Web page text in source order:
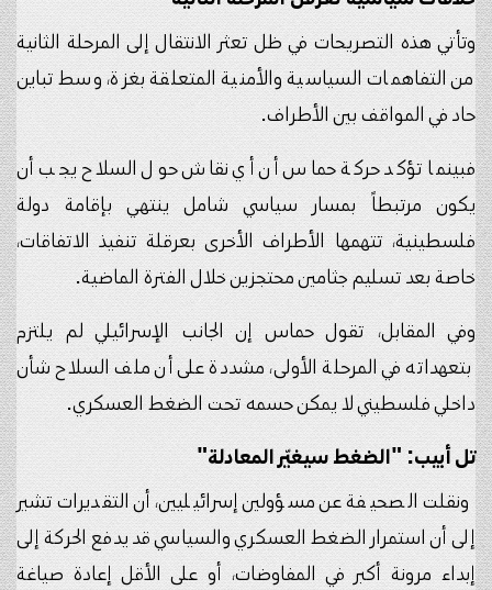
وتأتي هذه التصريحات في ظل تعثر الانتقال إلى المرحلة الثانية
من التفاهمات السياسية والأمنية المتعلقة بغزة، وسط تباين
حاد في المواقف بين الأطراف.
فبينما تؤكد حركة حماس أن أي نقاش حول السلاح يجب أن
يكون مرتبطاً بمسار سياسي شامل ينتهي بإقامة دولة
فلسطينية، تتهمها الأطراف الأخرى بعرقلة تنفيذ الاتفاقات،
خاصة بعد تسليم جثامين محتجزين خلال الفترة الماضية.
وفي المقابل، تقول حماس إن الجانب الإسرائيلي لم يلتزم
بتعهداته في المرحلة الأولى، مشددة على أن ملف السلاح شأن
داخلي فلسطيني لا يمكن حسمه تحت الضغط العسكري.
تل أبيب: "الضغط سيغيّر المعادلة"
ونقلت الصحيفة عن مسؤولين إسرائيليين، أن التقديرات تشير
إلى أن استمرار الضغط العسكري والسياسي قد يدفع الحركة إلى
إبداء مرونة أكبر في المفاوضات، أو على الأقل إعادة صياغة